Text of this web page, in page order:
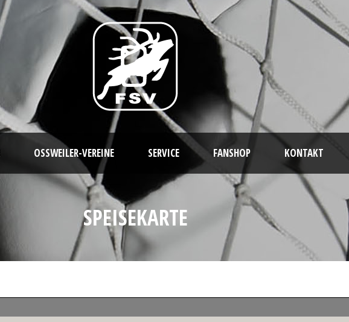
OSSWEILER-VEREINE SERVICE FANSHOP KONTAKT
SPEISEKARTE